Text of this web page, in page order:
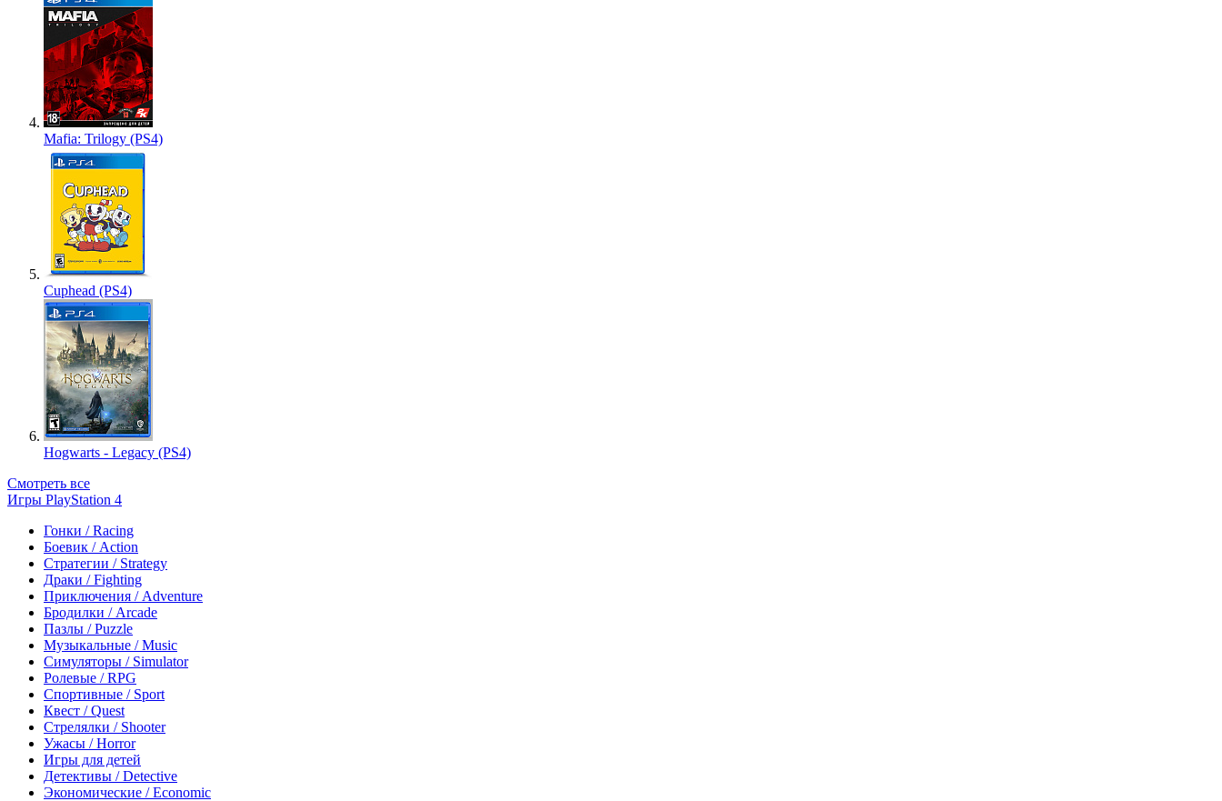
Mafia: Trilogy (PS4)
Cuphead (PS4)
Hogwarts - Legacy (PS4)
Смотреть все
Игры PlayStation 4
Гонки / Racing
Боевик / Action
Стратегии / Strategy
Драки / Fighting
Приключения / Adventure
Бродилки / Arcade
Пазлы / Puzzle
Музыкальные / Music
Симуляторы / Simulator
Ролевые / RPG
Спортивные / Sport
Квест / Quest
Стрелялки / Shooter
Ужасы / Horror
Игры для детей
Детективы / Detective
Экономические / Economic